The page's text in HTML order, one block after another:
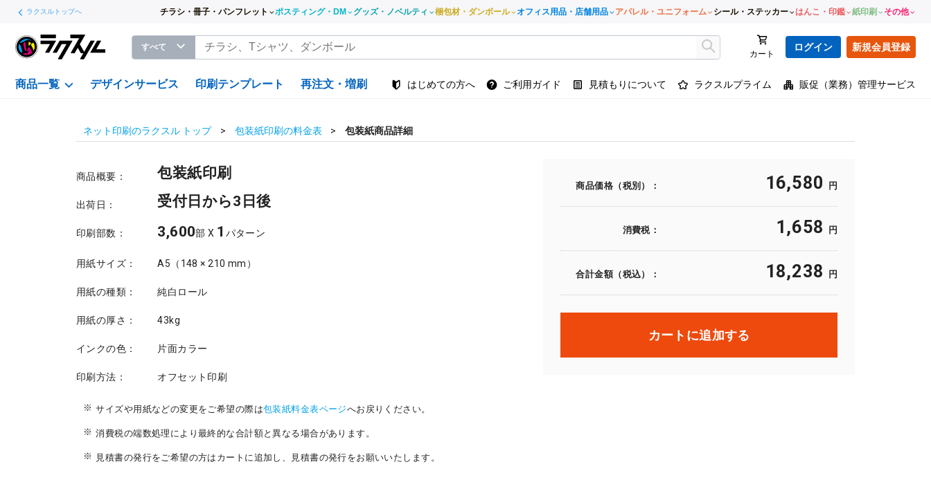
ラクスルトップへ チラシ・冊子・パンフレット ポスティング・DM グッズ・ノベルティ 梱包材・ダンボール オフィス用品・店舗用品 アパレル・ユニフォーム シール・ステッカー はんこ・印鑑 紙印刷 その他
すべて
カート
ログイン 新規会員登録
商品一覧 デザインサービス 印刷テンプレート 再注文・増刷 はじめての方へ ご利用ガイド 見積もりについて ラクスルプライム 販促（業務）管理サービス
ネット印刷のラクスル トップ 包装紙印刷の料金表 包装紙商品詳細
商品概要： 包装紙印刷
出荷日： 受付日から3日後
印刷部数： 3,600部 X 1 パターン
用紙サイズ： A5（148 × 210 mm）
用紙の種類： 純白ロール
用紙の厚さ： 43kg
インクの色： 片面カラー
印刷方法： オフセット印刷
サイズや用紙などの変更をご希望の際は包装紙料金表ページへお戻りください。
消費税の端数処理により最終的な合計額と異なる場合があります。
見積書の発行をご希望の方はカートに追加し、見積書の発行をお願いいたします。
商品価格（税別）： 16,580 円
消費税： 1,658 円
合計金額（税込）： 18,238 円
カートに追加する